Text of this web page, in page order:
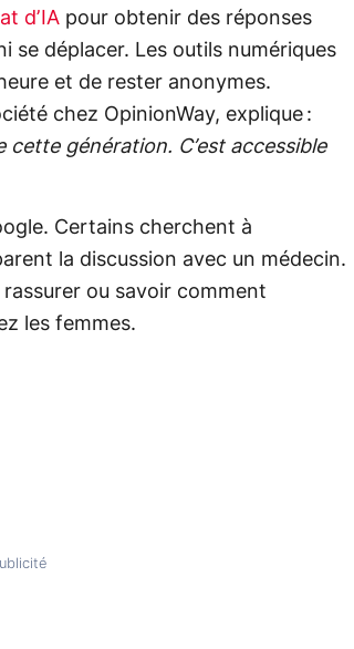
d’IA pour obtenir des réponses
se déplacer. Les outils numériques
et de rester anonymes.
chez OpinionWay, explique :
génération. C’est accessible
Certains cherchent à
la discussion avec un médecin.
rassurer ou savoir comment
les femmes.